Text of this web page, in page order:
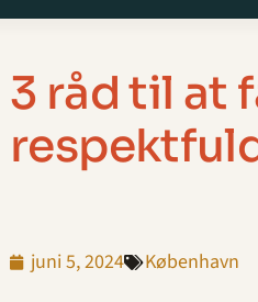
3 råd til at
juni 5, 2024
København